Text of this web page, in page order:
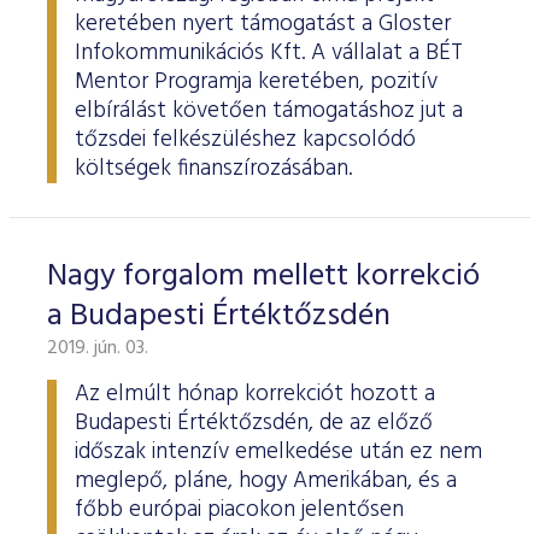
keretében nyert támogatást a Gloster
Infokommunikációs Kft. A vállalat a BÉT
Mentor Programja keretében, pozitív
elbírálást követően támogatáshoz jut a
tőzsdei felkészüléshez kapcsolódó
költségek finanszírozásában.
Nagy forgalom mellett korrekció
a Budapesti Értéktőzsdén
2019. jún. 03.
Az elmúlt hónap korrekciót hozott a
Budapesti Értéktőzsdén, de az előző
időszak intenzív emelkedése után ez nem
meglepő, pláne, hogy Amerikában, és a
főbb európai piacokon jelentősen